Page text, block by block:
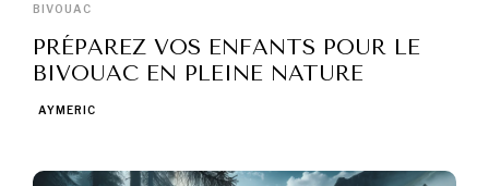
BIVOUAC
PRÉPAREZ VOS ENFANTS POUR LE
BIVOUAC EN PLEINE NATURE
AYMERIC